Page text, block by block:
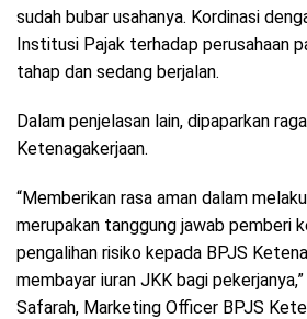
sudah bubar usahanya. Kordinasi
Institusi Pajak terhadap perusahaan
tahap dan sedang berjalan.
Dalam penjelasan lain, dipaparkan
Ketenagakerjaan.
“Memberikan rasa aman dalam
merupakan tanggung jawab pemberi
pengalihan risiko kepada BPJS
membayar iuran JKK bagi
Safarah, Marketing Officer BPJS